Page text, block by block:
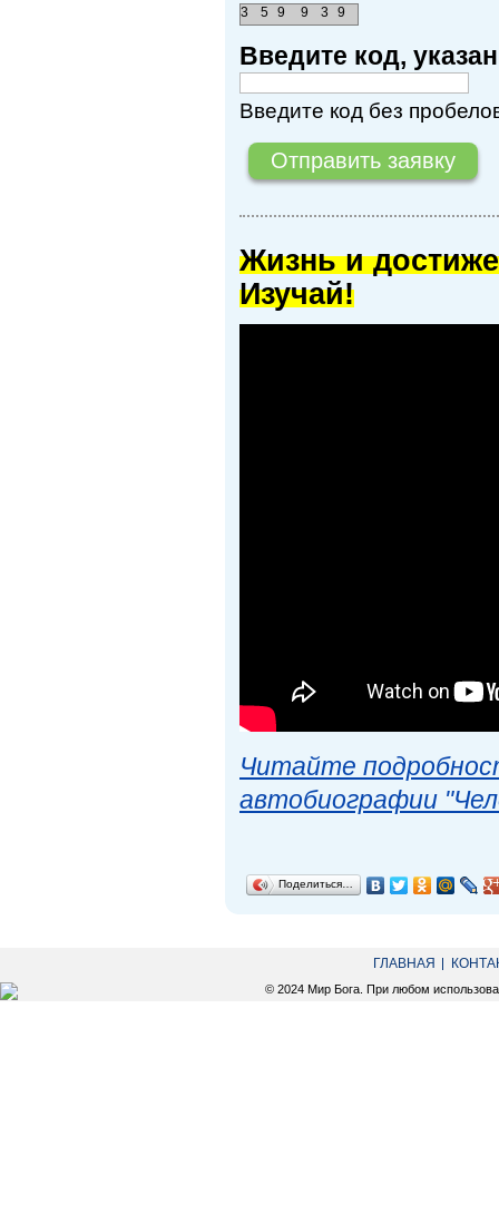
3
9
5 9
3 9
Введите код,
Введите код без
Жизнь и
Изучай!
Читайте
автобиографии
Поделиться…
ГЛАВНАЯ
© 2024 Мир Бога. При любом